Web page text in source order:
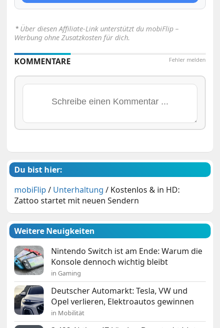
⋆ Über diesen Affiliate-Link unterstützt du mobiFlip –
Werbung ohne Zusatzkosten für dich.
Fehler melden
KOMMENTARE
Du bist hier:
mobiFlip / Unterhaltung / Kostenlos & in HD:
Zattoo startet mit neuen Sendern
Weitere Neuigkeiten
Nintendo Switch ist am Ende: Warum die
Konsole dennoch wichtig bleibt
in Gaming
Deutscher Automarkt: Tesla, VW und
Opel verlieren, Elektroautos gewinnen
in Mobilität